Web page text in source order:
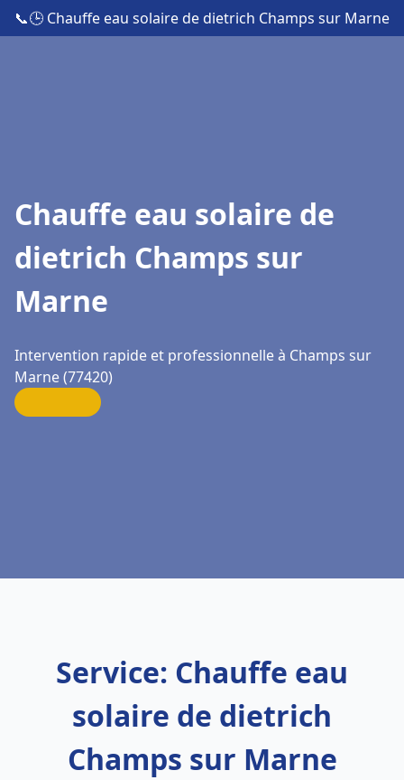
📞🕒 Chauffe eau solaire de dietrich Champs sur Marne
Chauffe eau solaire de
dietrich Champs sur
Marne
Intervention rapide et professionnelle à Champs sur
Marne (77420)
Service: Chauffe eau
solaire de dietrich
Champs sur Marne